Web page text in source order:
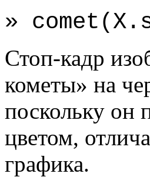
»
Стоп-кадр
кометы» на
поскольку он
цветом,
графика.